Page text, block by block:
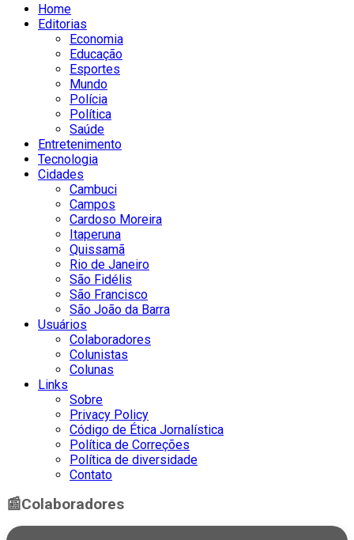
Home
Editorias
Economia
Educação
Esportes
Mundo
Polícia
Política
Saúde
Entretenimento
Tecnologia
Cidades
Cambuci
Campos
Cardoso Moreira
Itaperuna
Quissamã
Rio de Janeiro
São Fidélis
São Francisco
São João da Barra
Usuários
Colaboradores
Colunistas
Colunas
Links
Sobre
Privacy Policy
Código de Ética Jornalística
Política de Correções
Política de diversidade
Contato
📰Colaboradores